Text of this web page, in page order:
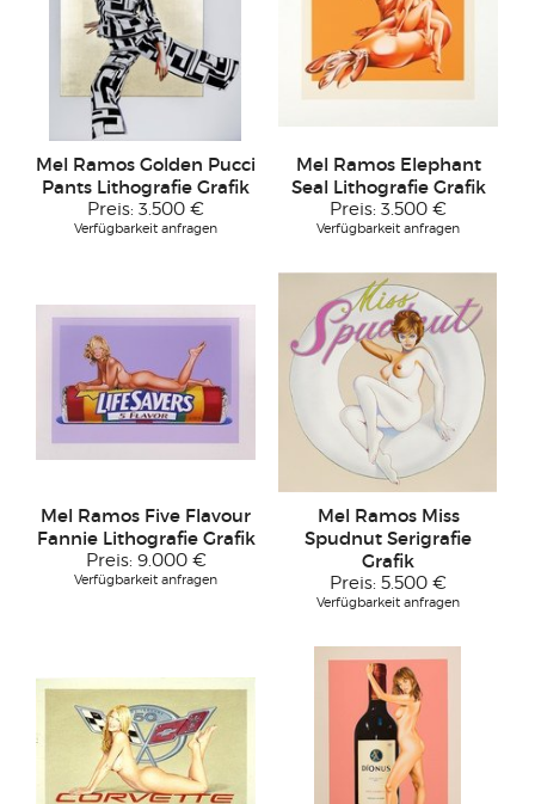
Mel Ramos Golden Pucci
Pants Lithografie Grafik
Preis: 3.500 €
Verfügbarkeit anfragen
Mel Ramos Elephant
Seal Lithografie Grafik
Preis: 3.500 €
Verfügbarkeit anfragen
Mel Ramos Five Flavour
Fannie Lithografie Grafik
Preis: 9.000 €
Verfügbarkeit anfragen
Mel Ramos Miss
Spudnut Serigrafie
Grafik
Preis: 5.500 €
Verfügbarkeit anfragen